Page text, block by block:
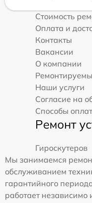
Стоимость
Оплата и
Контакты
Вакансии
О компании
Наши услуги
Согласие на
Способы
Ремонт
Гироскутеров
Мы занимаемся
обслуживанием
гарантийного
работает